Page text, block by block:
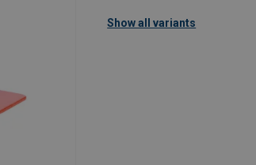
Show all variants